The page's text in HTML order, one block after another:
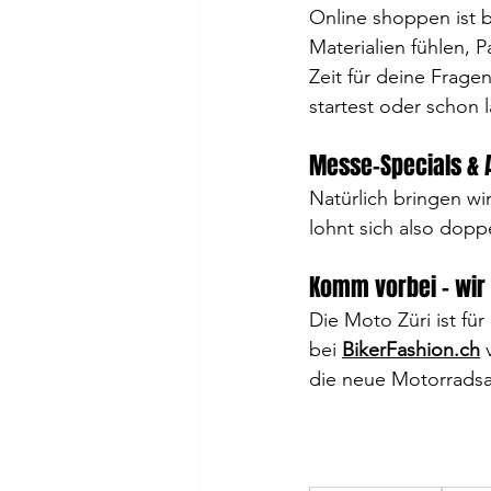
Online shoppen ist
Materialien fühlen,
Zeit für deine
startest oder schon
Messe-Specials &
Natürlich bringen
lohnt sich also
Komm vorbei –
Die Moto Züri ist für
bei BikerFashion.ch
die neue